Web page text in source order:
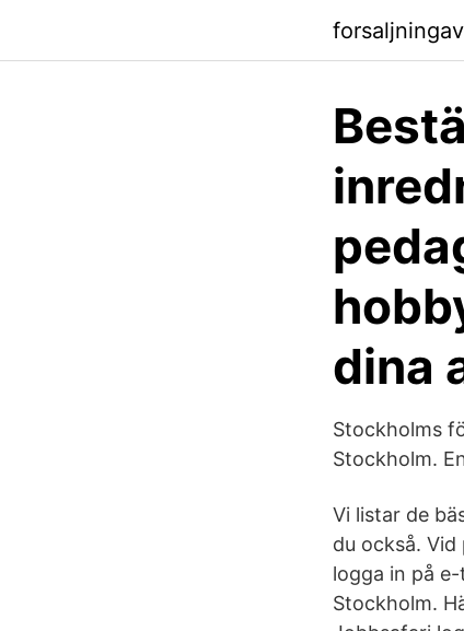
dina
Stockholms
Stockholm.
Vi listar de
du också.
logga in på
Stockholm.